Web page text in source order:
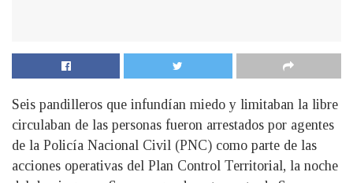
Seis pandilleros que infundían miedo y limitaban la libre
circulaban de las personas fueron arrestados por agentes
de la Policía Nacional Civil (PNC) como parte de las
acciones operativas del Plan Control Territorial, la noche